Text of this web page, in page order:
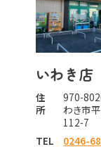
いわき店
住
所
970-
わき市
112-7
TEL
0246-